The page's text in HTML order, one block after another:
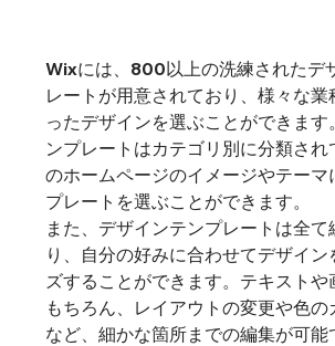
Wixには、800以上の洗練されたデ
レートが用意されており、様々な業
ったデザインを選ぶことができます
ンプレートはカテゴリ別に分類され
のホームページのイメージやテーマ
プレートを選ぶことができます。
また、デザインテンプレートは全て
り、自分の好みに合わせてデザイン
ズすることができます。テキストや
もちろん、レイアウトの変更や色
など、細かな箇所までの編集が可能